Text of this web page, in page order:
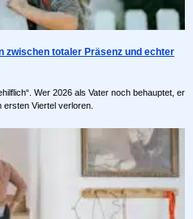
zwischen totaler Präsenz und echter
Wer 2026 als Vater noch behauptet, er
ersten Viertel verloren.